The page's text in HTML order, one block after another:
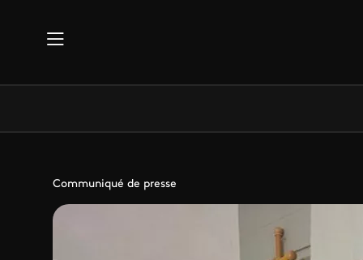
Communiqué de presse